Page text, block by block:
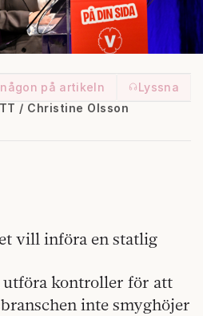
på artikeln
Lyssna
/ Christine Olsson
vill införa en statlig
utföra kontroller för att
inte smyghöjer